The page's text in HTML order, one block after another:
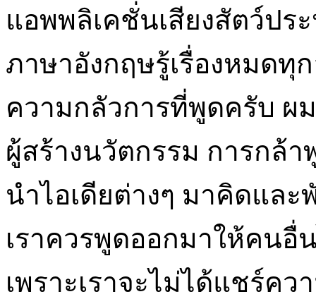
แอพพลิเคชั่นเสียงสัตว์ปร
ภาษาอังกฤษรู้เรื่องหมดทุ
ความกลัวการที่พูดครับ ผ
ผู้สร้างนวัตกรรม การกล้
นำไอเดียต่างๆ มาคิดแล
เราควรพูดออกมาให้คนอื่
เพราะเราจะไม่ได้แชร์ค